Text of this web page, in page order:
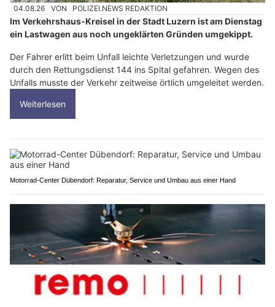
04.08.26 VON POLIZEI.NEWS REDAKTION
Im Verkehrshaus-Kreisel in der Stadt Luzern ist am Dienstag
ein Lastwagen aus noch ungeklärten Gründen umgekippt.
Der Fahrer erlitt beim Unfall leichte Verletzungen und wurde
durch den Rettungsdienst 144 ins Spital gefahren. Wegen des
Unfalls musste der Verkehr zeitweise örtlich umgeleitet werden.
Weiterlesen
Motorrad-Center Dübendorf: Reparatur, Service und Umbau aus einer Hand